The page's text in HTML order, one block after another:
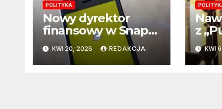
POLITYKA
Nowy dyrektor
finansowy w Snap
Inc – firma
zapowiada zmianę
na kluczowym
KWI 20, 2026 REDAKCJA
z
3KWI